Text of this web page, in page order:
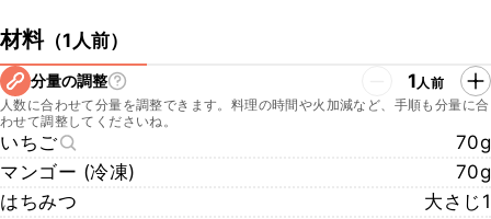
材料（1人前）
分量の調整 1人前
人数に合わせて分量を調整できます。料理の時間や火加減など、手順も分量に合
わせて調整してくださいね。
いちご
70g
マンゴー (冷凍)
70g
はちみつ
大さじ1